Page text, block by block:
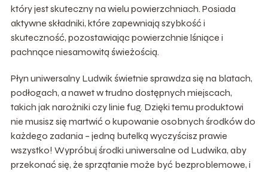
który jest skuteczny na wielu powierzchniach. Posiada
aktywne składniki, które zapewniają szybkość i
skuteczność, pozostawiając powierzchnie lśniące i
pachnące niesamowitą świeżością.
Płyn uniwersalny Ludwik świetnie sprawdza się na blatach,
podłogach, a nawet w trudno dostępnych miejscach,
takich jak narożniki czy linie fug. Dzięki temu produktowi
nie musisz się martwić o kupowanie osobnych środków do
każdego zadania – jedną butelką wyczyścisz prawie
wszystko! Wypróbuj środki uniwersalne od Ludwika, aby
przekonać się, że sprzątanie może być bezproblemowe, i